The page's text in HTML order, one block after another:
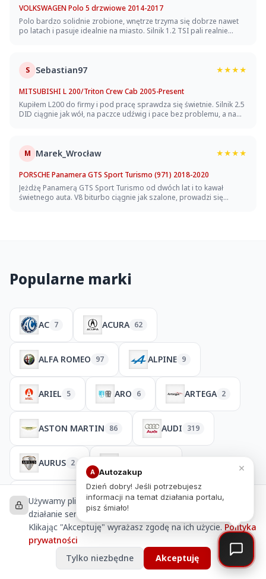
VOLKSWAGEN Polo 5 drzwiowe 2014-2017
Polo bardzo solidnie zrobione, wnętrze trzyma się dobrze nawet
po latach i pasuje idealnie na miasto. Silnik 1.2 TSI pali realnie
praktycznie bezawaryjne.
S Sebastian97 ★★★★
MITSUBISHI L 200/Triton Crew Cab 2005-Present
Kupiłem L200 do firmy i pod pracę sprawdza się świetnie. Silnik 2.5
DID ciągnie jak wół, na paczce udźwig i pace bez problemu, a na
wytrzymałe, jedyny minus to twardawe zawieszenie na pustej pace
- trzęsie na dziurach.
M Marek_Wrocław ★★★★
PORSCHE Panamera GTS Sport Turismo (971) 2018-2020
Jeżdżę Panamerą GTS Sport Turismo od dwóch lat i to kawał
świetnego auta. V8 biturbo ciągnie jak szalone, prowadzi się
Popularne marki
AC 7 ACURA 62
ALFA ROMEO 97 ALPINE 9
ARIEL 5 ARO 6 ARTEGA 2
ASTON MARTIN 86 AUDI 319
AURUS 2
BMW 295 BRISTOL 22
BUFORI 5 BUGATTI 39
BUICK 56 8
Używamy plików cookies, aby zapewnić prawidłowe
działanie serwisu, analizować ruch i personalizować treści.
Klikając "Akceptuję" wyrażasz zgodę na ich użycie. Polityka
prywatności
Tylko niezbędne
Akceptuję
×
A Autozakup
Dzień dobry! Jeśli potrzebujesz
informacji na temat działania portalu,
pisz śmiało!